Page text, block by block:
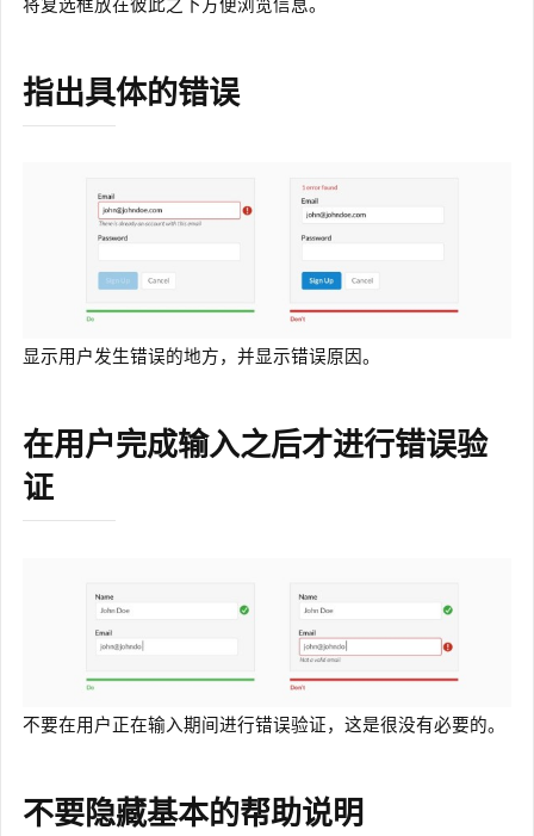
指出具体的错误
显示用户发生错误的地方，并显示错误原因。
在用户完成输入之后才进行错误验
证
不要在用户正在输入期间进行错误验证，这是很没有必要的。
不要隐藏基本的帮助说明